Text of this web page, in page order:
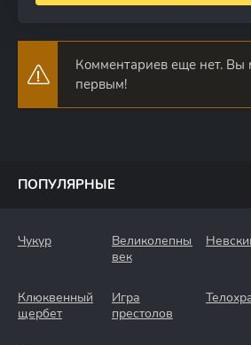
Комментариев еще нет. Вы
первым!
ПОПУЛЯРНЫЕ
Чукур
Великолепный
век
Клюквенный
щербет
Игра
престолов